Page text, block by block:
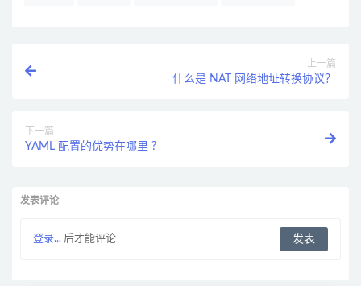
上一篇
什么是 NAT 网络地址转换协议？
下一篇
YAML 配置的优势在哪里 ?
发表评论
登录... 后才能评论